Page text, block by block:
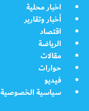
اخبار محلية
أخبار وتقارير
اقتصاد
الرياضة
مقالات
حوارات
فيديو
سياسية الخصوصية